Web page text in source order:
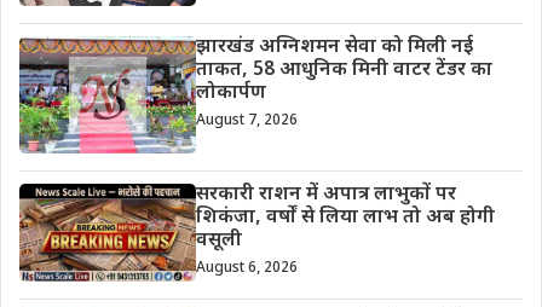
झारखंड अग्निशमन सेवा को मिली नई
ताकत, 58 आधुनिक मिनी वाटर टेंडर का
लोकार्पण
August 7, 2026
सरकारी राशन में अपात्र लाभुकों पर
शिकंजा, वर्षों से लिया लाभ तो अब होगी
वसूली
August 6, 2026